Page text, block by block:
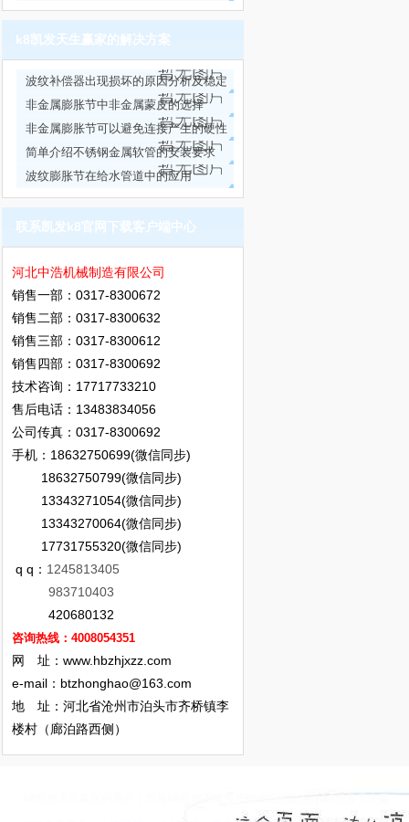
k8凯发天生赢家的解决方案
波纹补偿器出现损坏的原因分析及稳定
性试验方法
非金属膨胀节中非金属蒙皮的选择
非金属膨胀节可以避免连接产生的硬性
力传递
简单介绍不锈钢金属软管的安装要求
波纹膨胀节在给水管道中的应用
联系凯发k8官网下载客户端中心
河北中浩机械制造有限公司
销售一部：0317-8300672
销售二部：0317-8300632
销售三部：0317-8300612
销售四部：0317-8300692
技术咨询：17717733210
售后电话：13483834056
公司传真：0317-8300692
手机：18632750699(微信同步)
18632750799(微信同步)
13343271054(微信同步)
13343270064(微信同步)
17731755320(微信同步)
q q： 1245813405
983710403
420680132
咨询热线：4008054351
网 址：www.hbzhjxzz.com
e-mail： btzhonghao@163.com
地 址：河北省沧州市泊头市齐桥镇李
楼村（廊泊路西侧）
k8凯发天生赢